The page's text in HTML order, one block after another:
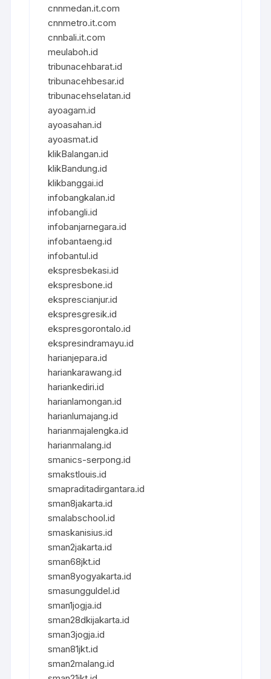
cnnmedan.it.com
cnnmetro.it.com
cnnbali.it.com
meulaboh.id
tribunacehbarat.id
tribunacehbesar.id
tribunacehselatan.id
ayoagam.id
ayoasahan.id
ayoasmat.id
klikBalangan.id
klikBandung.id
klikbanggai.id
infobangkalan.id
infobangli.id
infobanjarnegara.id
infobantaeng.id
infobantul.id
ekspresbekasi.id
ekspresbone.id
eksprescianjur.id
ekspresgresik.id
ekspresgorontalo.id
ekspresindramayu.id
harianjepara.id
hariankarawang.id
hariankediri.id
harianlamongan.id
harianlumajang.id
harianmajalengka.id
harianmalang.id
smanics-serpong.id
smakstlouis.id
smapraditadirgantara.id
sman8jakarta.id
smalabschool.id
smaskanisius.id
sman2jakarta.id
sman68jkt.id
sman8yogyakarta.id
smasungguldel.id
sman1jogja.id
sman28dkijakarta.id
sman3jogja.id
sman81jkt.id
sman2malang.id